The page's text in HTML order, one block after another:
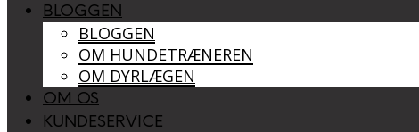
BLOGGEN
BLOGGEN
OM HUNDETRÆNEREN
OM DYRLÆGEN
OM OS
KUNDESERVICE